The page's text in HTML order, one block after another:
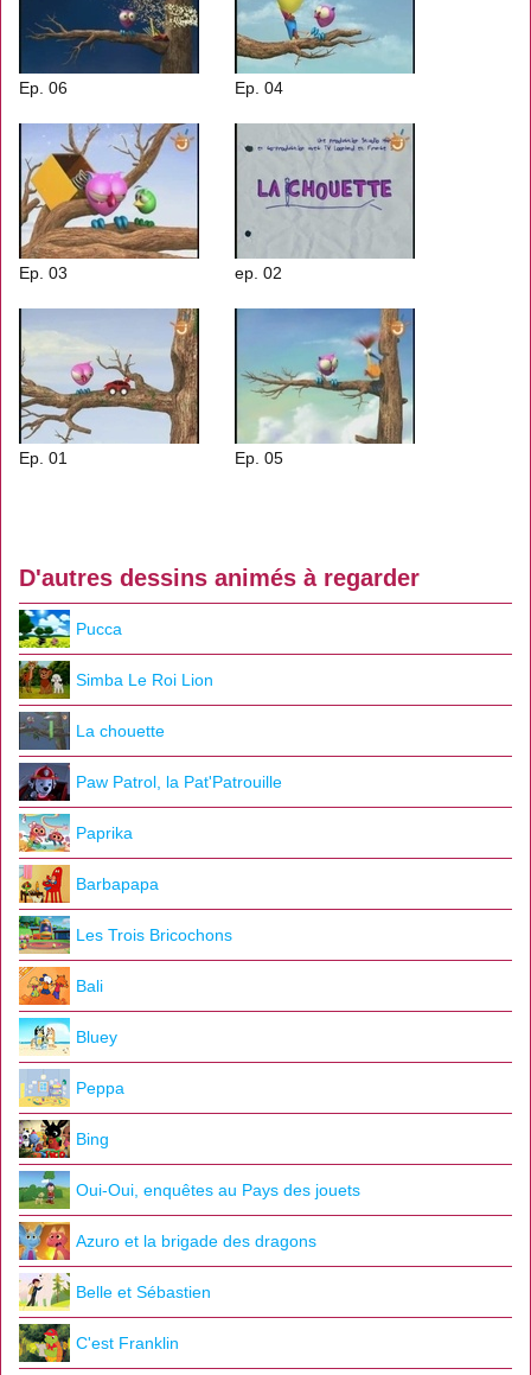
Ep. 06 Ep. 04
Ep. 03 ep. 02
Ep. 01 Ep. 05
D'autres dessins animés à regarder
Pucca
Simba Le Roi Lion
La chouette
Paw Patrol, la Pat'Patrouille
Paprika
Barbapapa
Les Trois Bricochons
Bali
Bluey
Peppa
Bing
Oui-Oui, enquêtes au Pays des jouets
Azuro et la brigade des dragons
Belle et Sébastien
C'est Franklin